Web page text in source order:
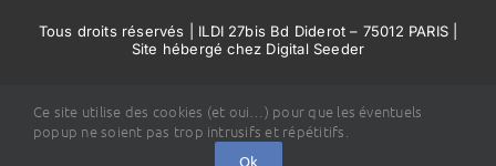
Tous droits réservés | ILDI 27bis Bd Diderot – 75012 PARIS |
Site hébergé chez Digital Seeder
Ce site utilise des cookies (et oui…) pour que les éventuels
popup ne soient pas trop intrusifs et répétitifs.
Ok